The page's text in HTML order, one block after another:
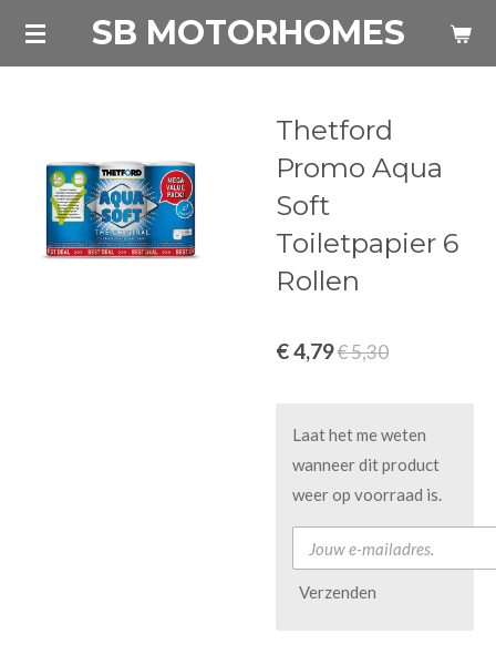
Ga
SB MOTORHOMES
Thetford
Promo Aqua
Soft
Toiletpapier 6
Rollen
€ 4,79€ 5,30
Laat het me weten
wanneer dit product
weer op voorraad is.
Verzenden